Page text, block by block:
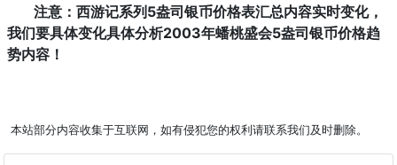
注意：西游记系列5盎司银币价格表汇总内容实时变化，
我们要具体变化具体分析2003年蟠桃盛会5盎司银币价格趋
势内容！
本站部分内容收集于互联网，如有侵犯您的权利请联系我们及时删除。